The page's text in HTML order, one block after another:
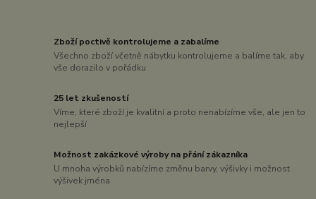
Zboží poctivě kontrolujeme a zabalíme
Všechno zboží včetně nábytku kontrolujeme a balíme tak, aby
vše dorazilo v pořádku
25 let zkušeností
Víme, které zboží je kvalitní a proto nenabízíme vše, ale jen to
nejlepší
Možnost zakázkové výroby na přání zákazníka
U mnoha výrobků nabízíme změnu barvy, výšivky i možnost
výšivek jména